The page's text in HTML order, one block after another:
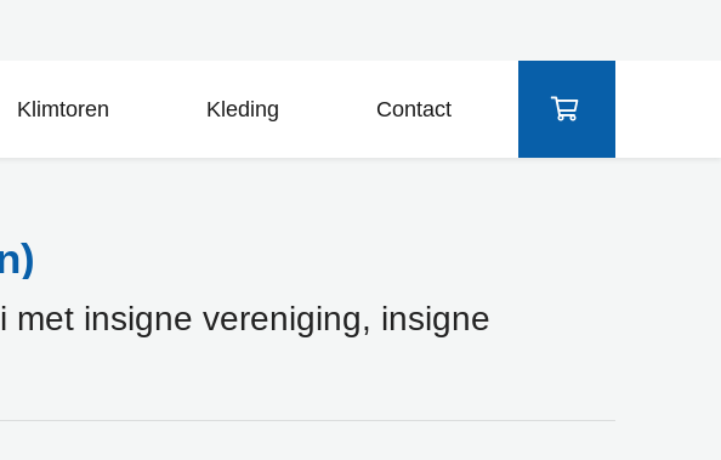
Klimtoren Kleding Contact
insigne vereniging, insigne